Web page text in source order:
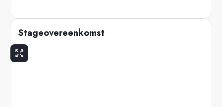
Stageovereenkomst